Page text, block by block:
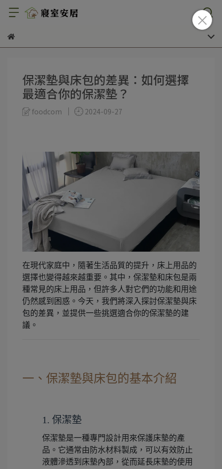
保潔墊與床包的差異：如何選擇
最適合你的保潔墊？
foodcom 2024-09-27
在現代家庭中，隨著生活品質的提升，床上用品的
選擇也變得越來越重要。其中，保潔墊和床包是兩
種常見的床上用品，但許多人對它們的功能和用途
仍然感到困惑。今天，我們將深入探討保潔墊與床
包的差異，並提供一些挑選適合你的保潔墊的建
議。
一、保潔墊與床包的基本介紹
1. 保潔墊
保潔墊是一種專門設計用來保護床墊的產
品。它通常由防水材料製成，可以有效防止
液體滲透到床墊內部，從而延長床墊的使用